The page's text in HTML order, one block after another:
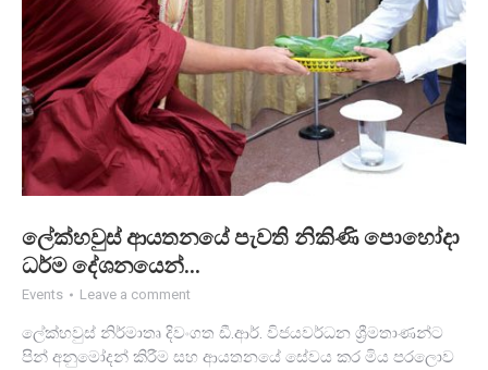
ලේක්හවුස් ආයතනයේ පැවති නිකිණි පොහෝදා
ධර්ම දේශනයෙන්…
Events Leave a comment
ලේක්හවුස් නිර්මාතෘ දිවංගත ඩී.ආර්. විජයවර්ධන ශ්‍රීමතාණන්ට
පින් අනුමෝදන් කිරීම සහ ආයතනයේ සේවය කර මිය පරලොව